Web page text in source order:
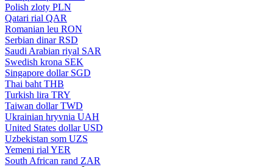
Polish zloty PLN
Qatari rial QAR
Romanian leu RON
Serbian dinar RSD
Saudi Arabian riyal SAR
Swedish krona SEK
Singapore dollar SGD
Thai baht THB
Turkish lira TRY
Taiwan dollar TWD
Ukrainian hryvnia UAH
United States dollar USD
Uzbekistan som UZS
Yemeni rial YER
South African rand ZAR